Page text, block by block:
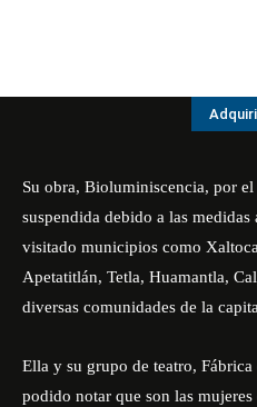
Su obra, Bioluminiscencia, por el
suspendida debido a las
visitado municipios como
Apetatitlán, Tetla, Huamantla,
diversas comunidades de la
Ella y su grupo de teatro,
podido notar que son las mujeres